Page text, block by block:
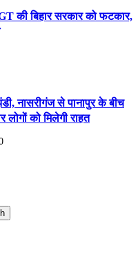
की बिहार सरकार को फटकार,
नासरीगंज से पानापुर के बीच
को मिलेगी राहत